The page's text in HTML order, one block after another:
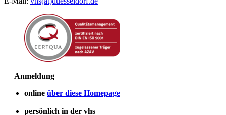
Anmeldung
online über diese Homepage
persönlich in der vhs